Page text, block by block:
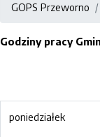
GOPS Przeworno
Godziny pracy
poniedziałek